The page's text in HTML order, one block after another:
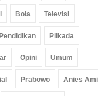
Bola Televisi
Pilkada
Opini Umum
Prabowo Anies